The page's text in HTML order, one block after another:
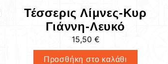
Τέσσερις Λίμνες-Κυρ
Γιάννη-Λευκό
15,50 €
Προσθήκη στο καλάθι